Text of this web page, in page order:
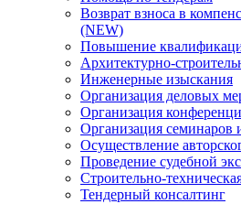
Возврат взноса в
(NEW)
Повышение
Архитектурно-
Инженерные изыскания
Организация деловых
Организация
Организация семинаров
Осуществление
Проведение судебной
Строительно-
Тендерный консалтинг